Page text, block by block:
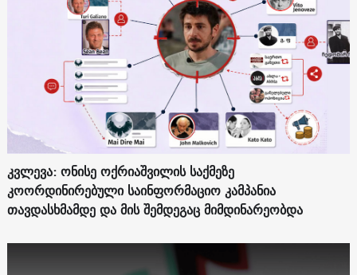
კვლევა: ონისე ოქრიაშვილის საქმეზე
კოორდინირებული საინფორმაციო კამპანია
თავდასხმამდე და მის შემდეგაც მიმდინარეობდა